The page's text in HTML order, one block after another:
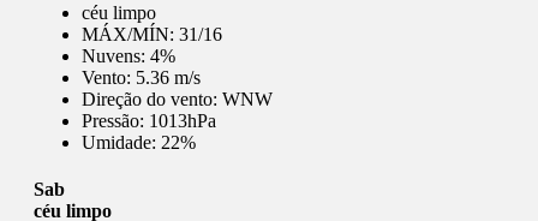
céu limpo
MÁX/MÍN: 31/16
Nuvens: 4%
Vento: 5.36 m/s
Direção do vento: WNW
Pressão: 1013hPa
Umidade: 22%
Sab
céu limpo